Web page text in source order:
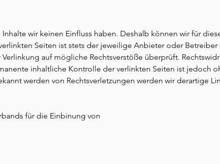
wir keinen Einfluss haben. Deshalb können wir für
Seiten ist stets der jeweilige Anbieter oder Betreiber
auf mögliche Rechtsverstöße überprüft.
inhaltliche Kontrolle der verlinkten Seiten ist jedoch
werden von Rechtsverletzungen werden wir derartige
für die Einbinung von